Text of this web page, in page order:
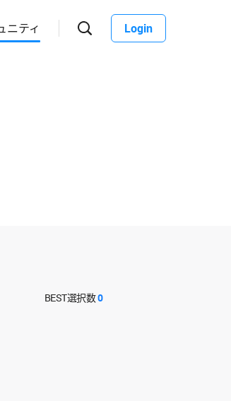
ニティ Login
BEST選択数0